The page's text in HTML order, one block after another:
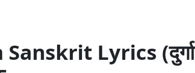
Lyrics (दुर्गा